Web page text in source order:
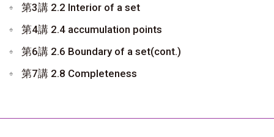
第3講 2.2 Interior of a set
第4講 2.4 accumulation points
第6講 2.6 Boundary of a set(cont.)
第7講 2.8 Completeness